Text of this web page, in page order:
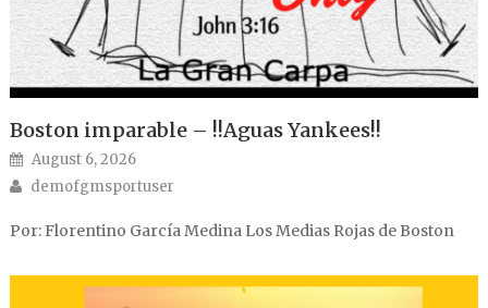
Boston imparable – !!Aguas Yankees!!
Posted on
August 6, 2026
Author
demofgmsportuser
Por: Florentino García Medina Los Medias Rojas de Boston